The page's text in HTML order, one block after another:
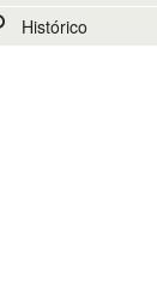
Histórico